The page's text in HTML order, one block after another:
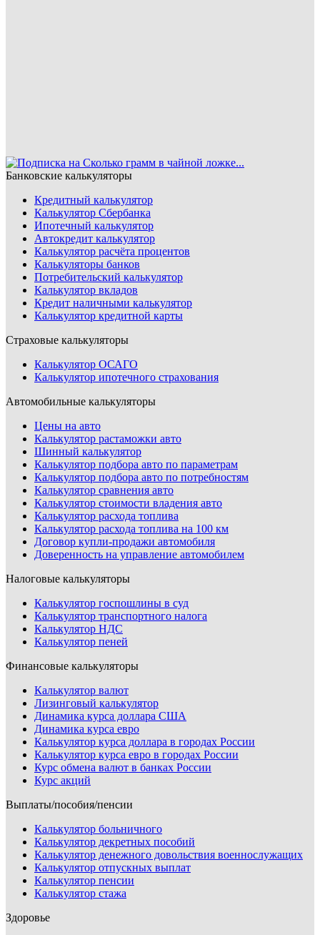
Банковские калькуляторы
Кредитный калькулятор
Калькулятор Сбербанка
Ипотечный калькулятор
Автокредит калькулятор
Калькулятор расчёта процентов
Калькуляторы банков
Потребительский калькулятор
Калькулятор вкладов
Кредит наличными калькулятор
Калькулятор кредитной карты
Страховые калькуляторы
Калькулятор ОСАГО
Калькулятор ипотечного страхования
Автомобильные калькуляторы
Цены на авто
Калькулятор растаможки авто
Шинный калькулятор
Калькулятор подбора авто по параметрам
Калькулятор подбора авто по потребностям
Калькулятор сравнения авто
Калькулятор стоимости владения авто
Калькулятор расхода топлива
Калькулятор расхода топлива на 100 км
Договор купли-продажи автомобиля
Доверенность на управление автомобилем
Налоговые калькуляторы
Калькулятор госпошлины в суд
Калькулятор транспортного налога
Калькулятор НДС
Калькулятор пеней
Финансовые калькуляторы
Калькулятор валют
Лизинговый калькулятор
Динамика курса доллара США
Динамика курса евро
Калькулятор курса доллара в городах России
Калькулятор курса евро в городах России
Курс обмена валют в банках России
Курс акций
Выплаты/пособия/пенсии
Калькулятор больничного
Калькулятор декретных пособий
Калькулятор денежного довольствия военнослужащих
Калькулятор отпускных выплат
Калькулятор пенсии
Калькулятор стажа
Здоровье